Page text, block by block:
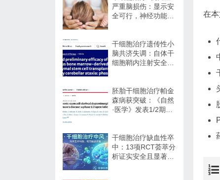
在
严重脑损伤：显示安
全可行，神经功能改
干细胞治疗遗传性小
脑共济失调：自体干
细胞鞘内注射安全性
胚胎干细胞治疗帕金
森病获突破：《自然
·医学》发表1/2期临
干细胞治疗缺血性卒
中：13项RCT荟萃分
析证实安全且显著改